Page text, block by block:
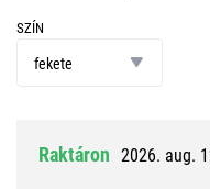
SZÍN
fekete
Raktáron 2026. aug.